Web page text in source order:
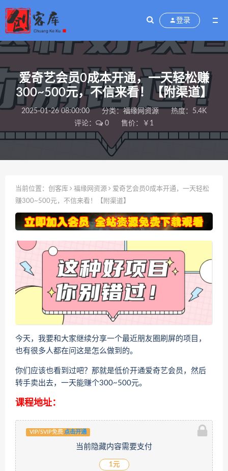
登录
爱奇艺会员0成本开通，一天轻松赚
300~500元，不信来看！【附渠道】
2025-01-26 08:00:00 分类： 福缘网资源
热度：5.4K
评论：
0 售价：￥1
当前位置： 创客库 福缘网资源
爱奇艺会员0成本开通，一天轻松
赚300~500元，不信来看！【附渠道】
今天，我要和大家继续分享一个最近朋友圈刷屏的项目，
也有很多人都在问这是怎么做到的。
你们应该也看到过吧？那就是低价开通爱奇艺会员，然后
转手卖出去，一天能赚个300~500元。
课程地址：
VIP/SVIP免费 点击开通
当前隐藏内容需要支付
1元